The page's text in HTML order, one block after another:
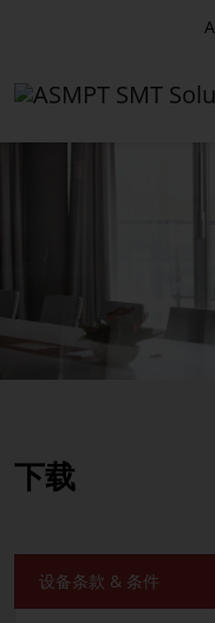
ASMPT SMT
职业
供应商
下载
设备条款 & 条件